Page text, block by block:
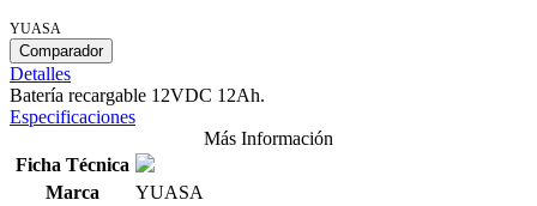
YUASA
Comparador
Detalles
Batería recargable 12VDC 12Ah.
Especificaciones
Más Información
Ficha Técnica
Marca
YUASA